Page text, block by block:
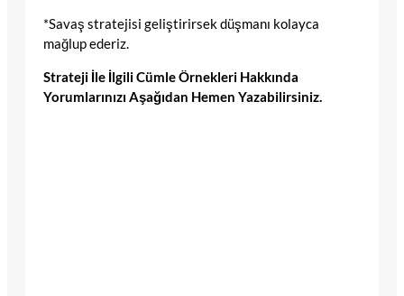
*Savaş stratejisi geliştirirsek düşmanı kolayca
mağlup ederiz.
Strateji İle İlgili Cümle Örnekleri Hakkında
Yorumlarınızı Aşağıdan Hemen Yazabilirsiniz.